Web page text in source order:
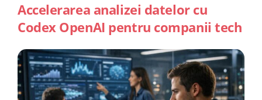
Accelerarea analizei datelor cu
Codex OpenAI pentru companii tech